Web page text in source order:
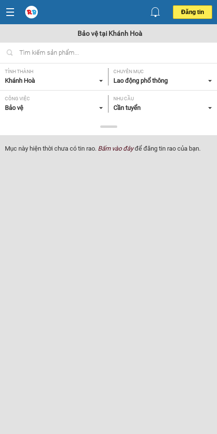
Đăng tin
Bảo vệ tại Khánh Hoà
TỈNH THÀNH
Khánh Hoà
CHUYÊN MỤC
Lao động phổ thông
CÔNG VIỆC
Bảo vệ
NHU CẦU
Cần tuyển
Tất cả
Mục này hiện thời chưa có tin rao. Bấm vào đâyđể đăng tin rao của bạn.